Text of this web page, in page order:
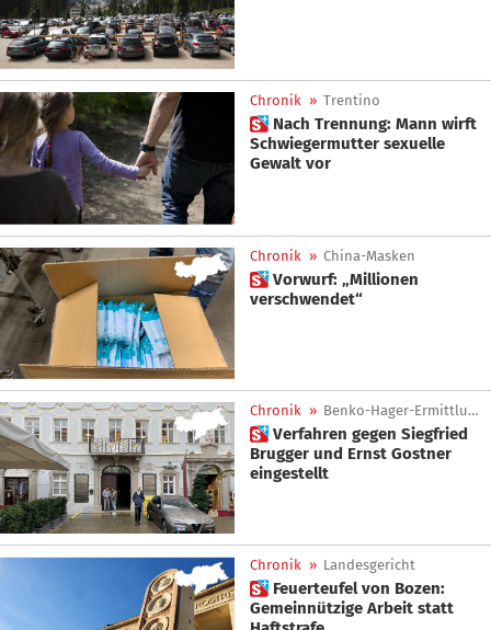
Chronik » Trentino
 Nach Trennung: Mann wirft
Schwiegermutter sexuelle
Gewalt vor
Chronik » China-Masken
 Vorwurf: „Millionen
verschwendet“
Chronik » Benko-Hager-Ermittlung
 Verfahren gegen Siegfried
Brugger und Ernst Gostner
eingestellt
Chronik » Landesgericht
 Feuerteufel von Bozen:
Gemeinnützige Arbeit statt